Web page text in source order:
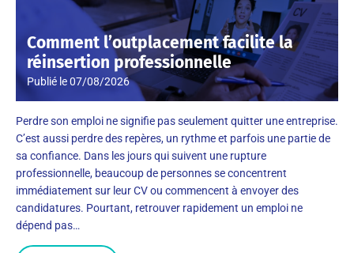
Comment l’outplacement facilite la
réinsertion professionnelle
Publié le07/08/2026
Perdre son emploi ne signifie pas seulement quitter une entreprise.
C’est aussi perdre des repères, un rythme et parfois une partie de
sa confiance. Dans les jours qui suivent une rupture
professionnelle, beaucoup de personnes se concentrent
immédiatement sur leur CV ou commencent à envoyer des
candidatures. Pourtant, retrouver rapidement un emploi ne
dépend pas…